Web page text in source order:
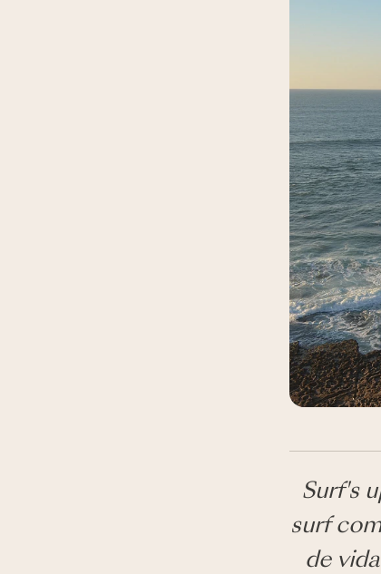
Surf's
surf
de